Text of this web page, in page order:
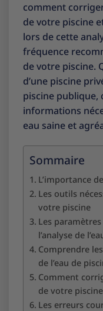
comment
de votre piscine
lors de cette
fréquence
de votre piscine.
d’une piscine
piscine publique,
informations
eau saine et
Sommaire
L’importance
Les outils
votre piscine
Les
l’analyse de
Comprendre
de l’eau de
Comment
de votre piscine
Les erreurs